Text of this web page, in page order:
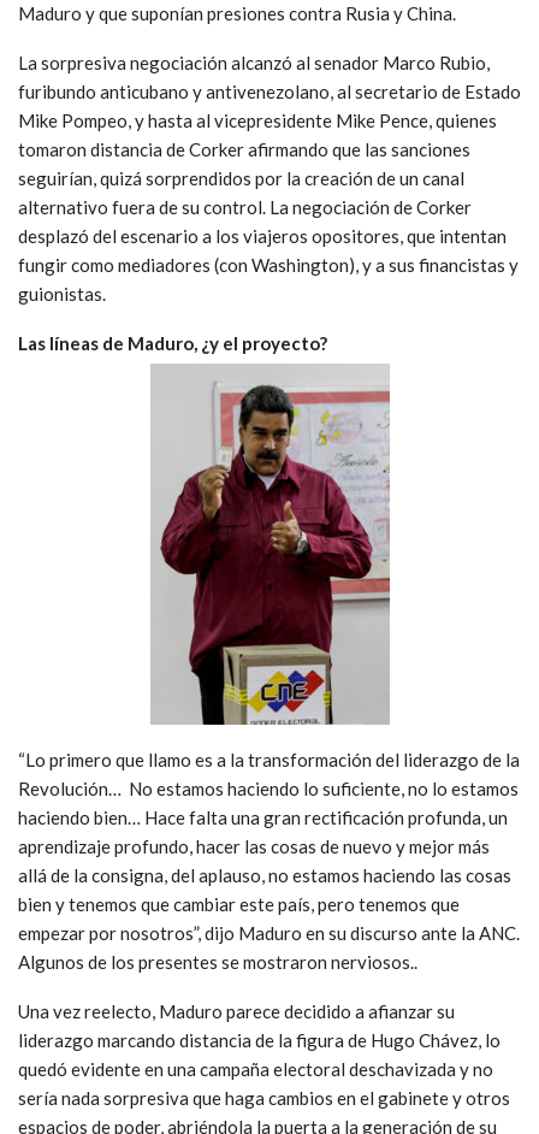
Maduro y que suponían presiones contra Rusia y China.
La sorpresiva negociación alcanzó al senador Marco Rubio,
furibundo anticubano y antivenezolano, al secretario de Estado
Mike Pompeo, y hasta al vicepresidente Mike Pence, quienes
tomaron distancia de Corker afirmando que las sanciones
seguirían, quizá sorprendidos por la creación de un canal
alternativo fuera de su control. La negociación de Corker
desplazó del escenario a los viajeros opositores, que intentan
fungir como mediadores (con Washington), y a sus financistas y
guionistas.
Las líneas de Maduro, ¿y el proyecto?
“Lo primero que llamo es a la transformación del liderazgo de la
Revolución… No estamos haciendo lo suficiente, no lo estamos
haciendo bien… Hace falta una gran rectificación profunda, un
aprendizaje profundo, hacer las cosas de nuevo y mejor más
allá de la consigna, del aplauso, no estamos haciendo las cosas
bien y tenemos que cambiar este país, pero tenemos que
empezar por nosotros”, dijo Maduro en su discurso ante la ANC.
Algunos de los presentes se mostraron nerviosos..
Una vez reelecto, Maduro parece decidido a afianzar su
liderazgo marcando distancia de la figura de Hugo Chávez, lo
quedó evidente en una campaña electoral deschavizada y no
sería nada sorpresiva que haga cambios en el gabinete y otros
espacios de poder, abriéndola la puerta a la generación de su